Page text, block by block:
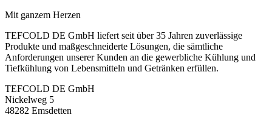
Mit ganzem Herzen
TEFCOLD DE GmbH liefert seit über 35 Jahren zuverlässige
Produkte und maßgeschneiderte Lösungen, die sämtliche
Anforderungen unserer Kunden an die gewerbliche Kühlung und
Tiefkühlung von Lebensmitteln und Getränken erfüllen.
TEFCOLD DE GmbH
Nickelweg 5
48282 Emsdetten